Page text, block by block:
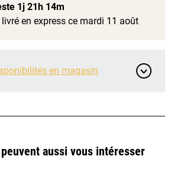
1j 21h 14m
livré en express ce mardi 11 août
en magasin
aussi vous intéresser